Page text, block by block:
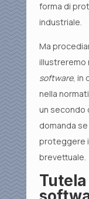
forma di
industriale.
Ma
illustreremo
software, in
nella
un secondo
domanda
proteggere
brevettuale.